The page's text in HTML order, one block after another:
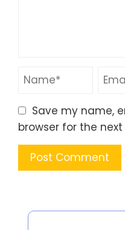
Save my name,
browser for the